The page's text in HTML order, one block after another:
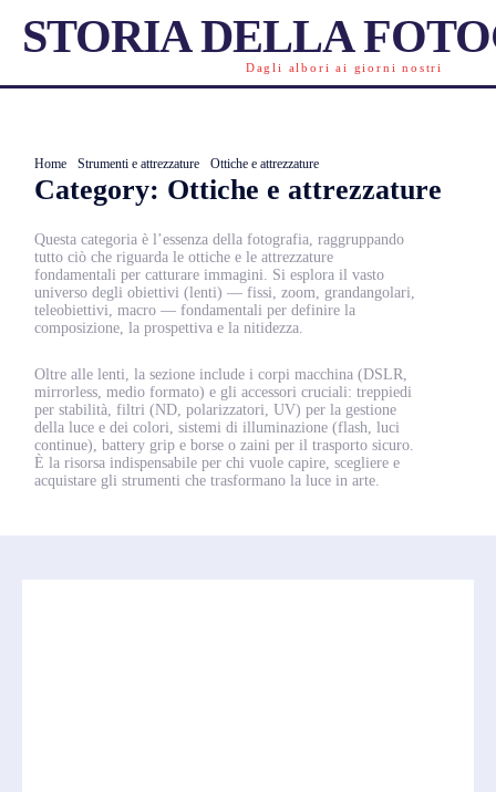
STORIA DELLA
Dagli albori ai giorni nostri
Home Strumenti e attrezzature Ottiche e attrezzature
Category: Ottiche e attrezzature
Questa categoria è l’essenza della fotografia, raggruppando
tutto ciò che riguarda le ottiche e le attrezzature
fondamentali per catturare immagini. Si esplora il vasto
universo degli obiettivi (lenti) — fissi, zoom, grandangolari,
teleobiettivi, macro — fondamentali per definire la
composizione, la prospettiva e la nitidezza.
Oltre alle lenti, la sezione include i corpi macchina (DSLR,
mirrorless, medio formato) e gli accessori cruciali: treppiedi
per stabilità, filtri (ND, polarizzatori, UV) per la gestione
della luce e dei colori, sistemi di illuminazione (flash, luci
continue), battery grip e borse o zaini per il trasporto sicuro.
È la risorsa indispensabile per chi vuole capire, scegliere e
acquistare gli strumenti che trasformano la luce in arte.